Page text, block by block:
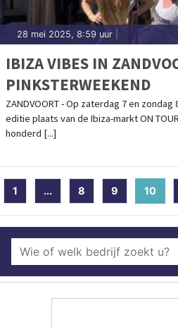
28 mei 2025, 8:59 uur
IBIZA VIBES IN
PINKSTERWEEKEND
ZANDVOORT - Op zaterdag 7 en
editie plaats van de Ibiza-markt ON
honderd [...]
1 ... 8 9 10